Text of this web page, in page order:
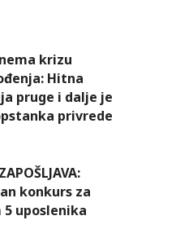
krizu
Hitna
pruge i dalje je
privrede
konkurs za
uposlenika